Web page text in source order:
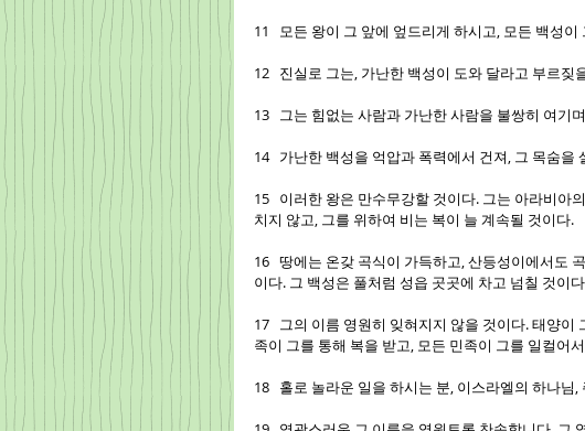
11   모든 왕이 그 앞에 엎드리게 하시고, 모든 백성
12   진실로 그는, 가난한 백성이 도와 달라고 부르
13   그는 힘없는 사람과 가난한 사람을 불쌍히 여
14   가난한 백성을 억압과 폭력에서 건져, 그 목숨
15   이러한 왕은 만수무강할 것이다. 그는 아라비
치지 않고, 그를 위하여 비는 복이 늘 계속될 것이다.
16   땅에는 온갖 곡식이 가득하고, 산등성이에서도
이다. 그 백성은 풀처럼 성읍 곳곳에 차고 넘칠 것이
17   그의 이름 영원히 잊혀지지 않을 것이다. 태양
족이 그를 통해 복을 받고, 모든 민족이 그를 일컬어
18   홀로 놀라운 일을 하시는 분, 이스라엘의 하나